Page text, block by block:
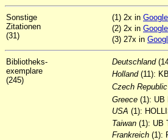
Sonstige
Zitationen
(31)
(1) 2x in
(2) 2x in
(3) 27x in
Bibliotheks-
exemplare
(245)
Deutschland
Holland (11):
Czech Republic
Greece (1): UB
USA (1):
Taiwan (1): UB
Frankreich (1):